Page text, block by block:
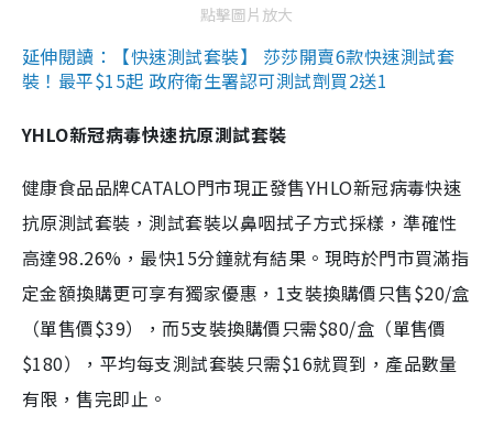
點擊圖片放大
延伸閱讀：【快速測試套裝】 莎莎開賣6款快速測試套
裝！最平$15起 政府衛生署認可測試劑買2送1
YHLO新冠病毒快速抗原測試套裝
健康食品品牌CATALO門市現正發售YHLO新冠病毒快速
抗原測試套裝，測試套裝以鼻咽拭子方式採樣，準確性
高達98.26%，最快15分鐘就有結果。現時於門市買滿指
定金額換購更可享有獨家優惠，1支裝換購價只售$20/盒
（單售價$39），而5支裝換購價只需$80/盒（單售價
$180），平均每支測試套裝只需$16就買到，產品數量
有限，售完即止。